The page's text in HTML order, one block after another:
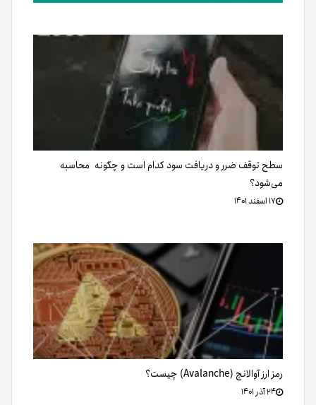
سطح توقف ضرر و دریافت سود کدام است و چگونه محاسبه
می‌شود؟
۱۷ اسفند ۱۴۰۱
رمز ارز آوالانچ (Avalanche) چیست؟
۲۴ آذر ۱۴۰۱